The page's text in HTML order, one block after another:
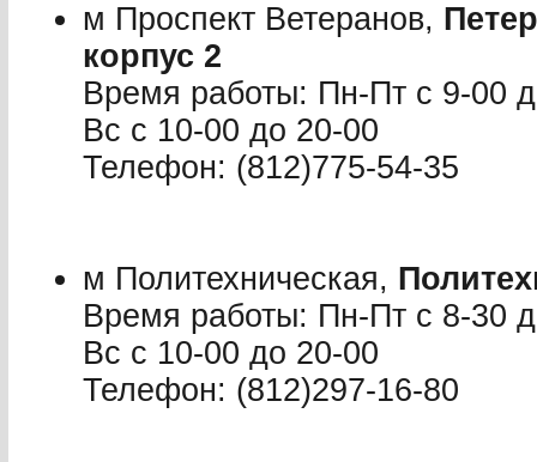
м Проспект Ветеранов,
корпус 2
Время работы: Пн-Пт с 9-00
Вс с 10-00 до 20-00
Телефон: (812)775-54-35
м Политехническая,
Время работы: Пн-Пт с 8-30
Вс с 10-00 до 20-00
Телефон: (812)297-16-80